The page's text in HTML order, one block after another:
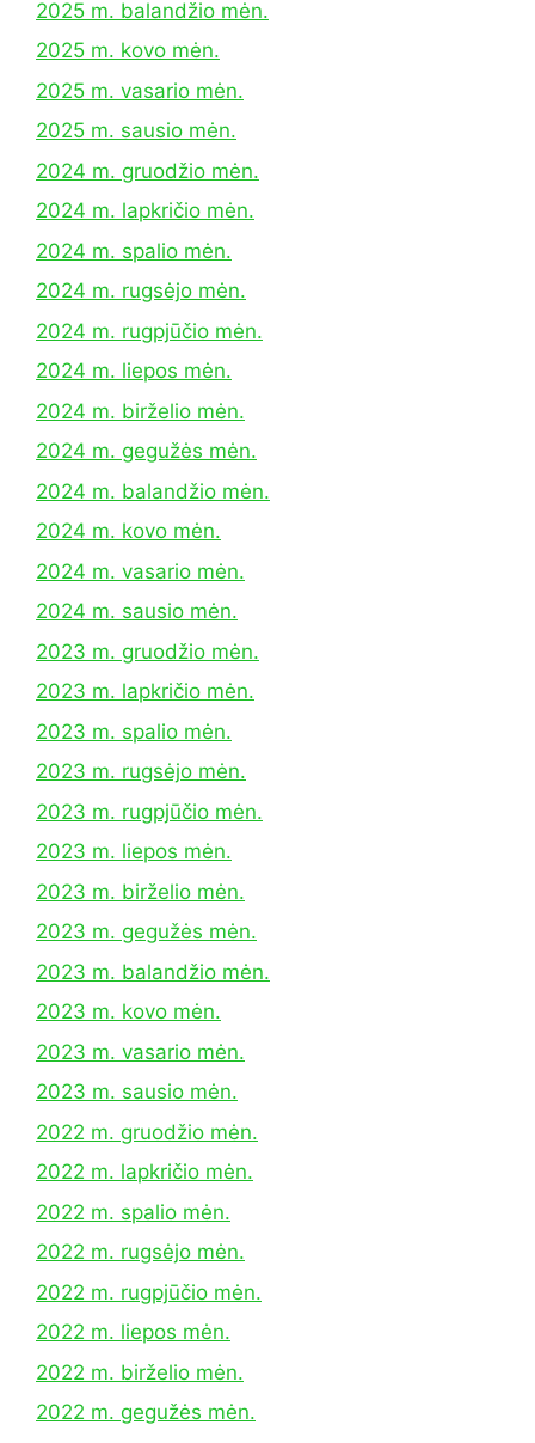
2025 m. balandžio mėn.
2025 m. kovo mėn.
2025 m. vasario mėn.
2025 m. sausio mėn.
2024 m. gruodžio mėn.
2024 m. lapkričio mėn.
2024 m. spalio mėn.
2024 m. rugsėjo mėn.
2024 m. rugpjūčio mėn.
2024 m. liepos mėn.
2024 m. birželio mėn.
2024 m. gegužės mėn.
2024 m. balandžio mėn.
2024 m. kovo mėn.
2024 m. vasario mėn.
2024 m. sausio mėn.
2023 m. gruodžio mėn.
2023 m. lapkričio mėn.
2023 m. spalio mėn.
2023 m. rugsėjo mėn.
2023 m. rugpjūčio mėn.
2023 m. liepos mėn.
2023 m. birželio mėn.
2023 m. gegužės mėn.
2023 m. balandžio mėn.
2023 m. kovo mėn.
2023 m. vasario mėn.
2023 m. sausio mėn.
2022 m. gruodžio mėn.
2022 m. lapkričio mėn.
2022 m. spalio mėn.
2022 m. rugsėjo mėn.
2022 m. rugpjūčio mėn.
2022 m. liepos mėn.
2022 m. birželio mėn.
2022 m. gegužės mėn.